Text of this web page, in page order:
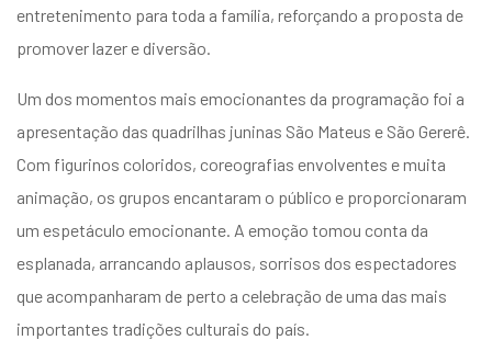
entretenimento para toda a família, reforçando a proposta de
promover lazer e diversão.
Um dos momentos mais emocionantes da programação foi a
apresentação das quadrilhas juninas São Mateus e São Gererê.
Com figurinos coloridos, coreografias envolventes e muita
animação, os grupos encantaram o público e proporcionaram
um espetáculo emocionante. A emoção tomou conta da
esplanada, arrancando aplausos, sorrisos dos espectadores
que acompanharam de perto a celebração de uma das mais
importantes tradições culturais do país.